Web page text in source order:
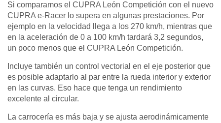
Si comparamos el CUPRA León Competición con el nuevo
CUPRA e-Racer lo supera en algunas prestaciones. Por
ejemplo en la velocidad llega a los 270 km/h, mientras que
en la aceleración de 0 a 100 km/h tardará 3,2 segundos,
un poco menos que el CUPRA León Competición.
Incluye también un control vectorial en el eje posterior que
es posible adaptarlo al par entre la rueda interior y exterior
en las curvas. Eso hace que tenga un rendimiento
excelente al circular.
La carrocería es más baja y se ajusta aerodinámicamente